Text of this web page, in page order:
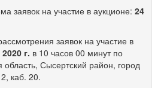
заявок на участие в аукционе: 24
заявок на участие в
г. в 10 часов 00 минут по
область, Сысертский район, город
каб. 20.